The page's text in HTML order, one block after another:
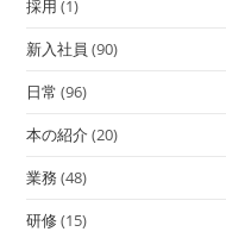
採用 (1)
新入社員 (90)
日常 (96)
本の紹介(20)
業務(48)
研修(15)